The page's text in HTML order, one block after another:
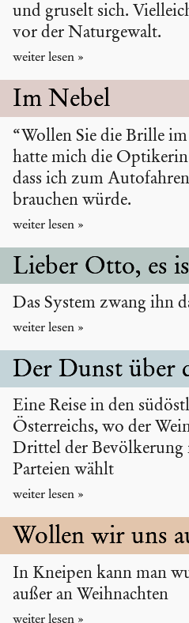
und gruselt sich.
vor der Naturgewalt.
Im Nebel
“Wollen Sie die Brille
hatte mich die Optikerin
dass ich zum
brauchen würde.
Lieber Otto, es
Das System zwang ihn
Der Dunst über
Eine Reise in den
Österreichs, wo der
Drittel der Bevölkerung
Parteien wählt
Wollen wir uns
In Kneipen kann man
außer an Weihnachten